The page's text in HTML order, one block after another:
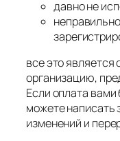
давно не
все это
организацию,
Если оплата
можете написать
изменений и